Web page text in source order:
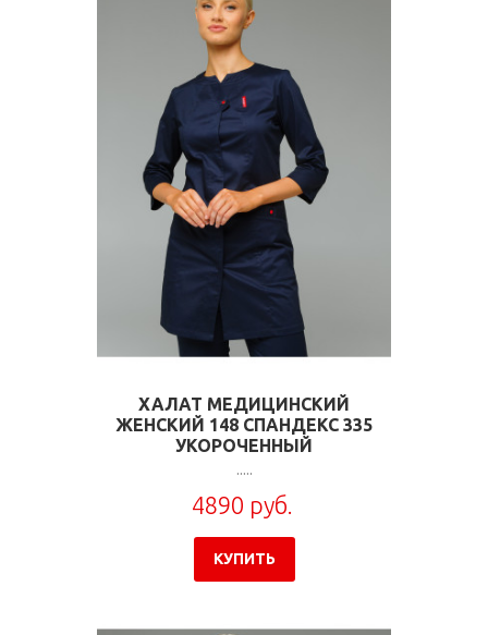
ХАЛАТ МЕДИЦИНСКИЙ
ЖЕНСКИЙ 148 СПАНДЕКС 335
УКОРОЧЕННЫЙ
.....
4890 руб.
КУПИТЬ